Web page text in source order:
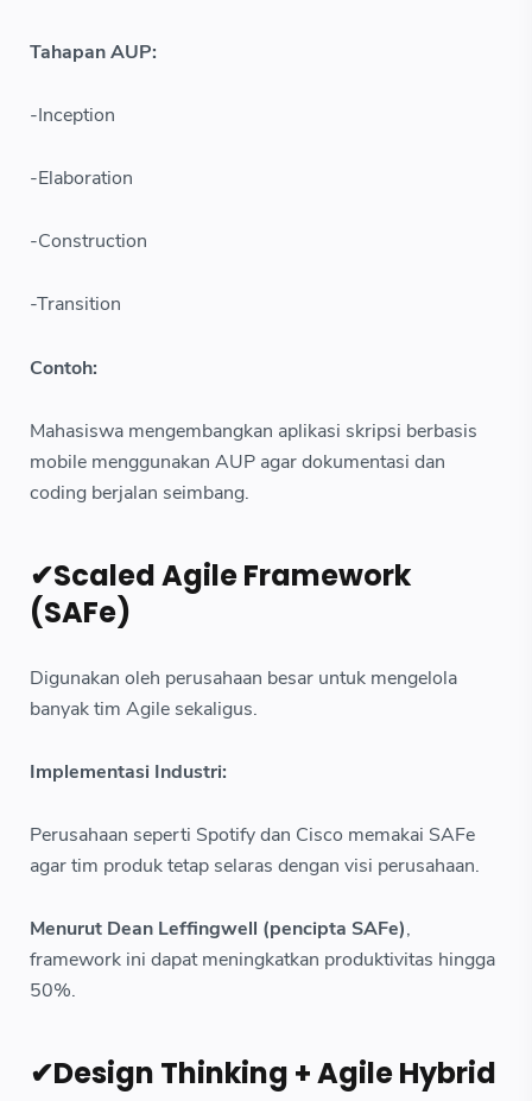
Tahapan AUP:
-Inception
-Elaboration
-Construction
-Transition
Contoh:
Mahasiswa mengembangkan aplikasi skripsi berbasis
mobile menggunakan AUP agar dokumentasi dan
coding berjalan seimbang.
✔Scaled Agile Framework
(SAFe)
Digunakan oleh perusahaan besar untuk mengelola
banyak tim Agile sekaligus.
Implementasi Industri:
Perusahaan seperti Spotify dan Cisco memakai SAFe
agar tim produk tetap selaras dengan visi perusahaan.
Menurut Dean Leffingwell (pencipta SAFe),
framework ini dapat meningkatkan produktivitas hingga
50%.
✔Design Thinking + Agile Hybrid